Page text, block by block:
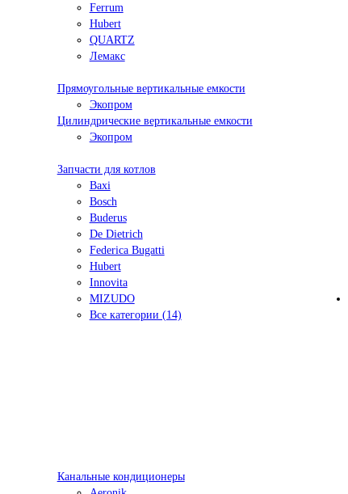
Ferrum
Hubert
QUARTZ
Лемакс
Прямоугольные вертикальные емкости
Экопром
Цилиндрические вертикальные емкости
Экопром
Запчасти для котлов
Baxi
Bosch
Buderus
De Dietrich
Federica Bugatti
Hubert
Innovita
MIZUDO
Все категории (14)
Канальные кондиционеры